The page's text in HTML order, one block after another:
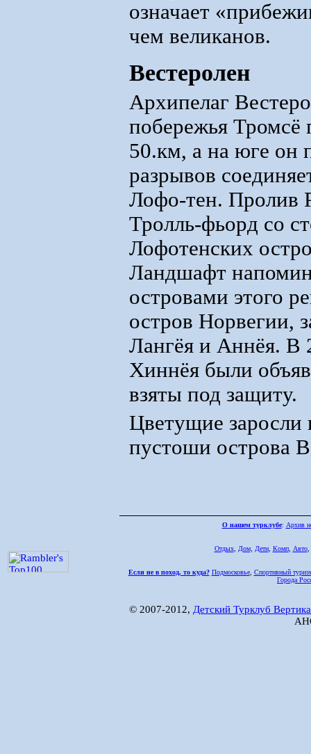
означает
чем великанов.
Вестеролен
Архипелаг
побережья Тромсё
50.км, а на юге он
разрывов
Лофо-тен. Пролив
Тролль-фьорд со
Лофотенских
Ландшафт
островами этого
остров Норвегии,
Лангёя и Аннёя. В
Хиннёя были
взяты под защиту.
Цветущие заросли
пустоши острова
О нашем турклубе: Архив
Отдых, Дом, Дети, Комп, Авто,
Если не в поход, то куда? Подмосковье, Спортивный
Города
© 2007-2012, Детский Турклуб